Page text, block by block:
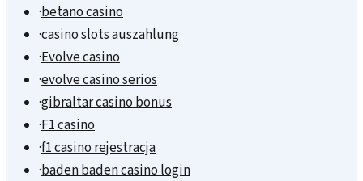
·betano casino
·casino slots auszahlung
·Evolve casino
·evolve casino seriös
·gibraltar casino bonus
·F1 casino
·f1 casino rejestracja
·baden baden casino login